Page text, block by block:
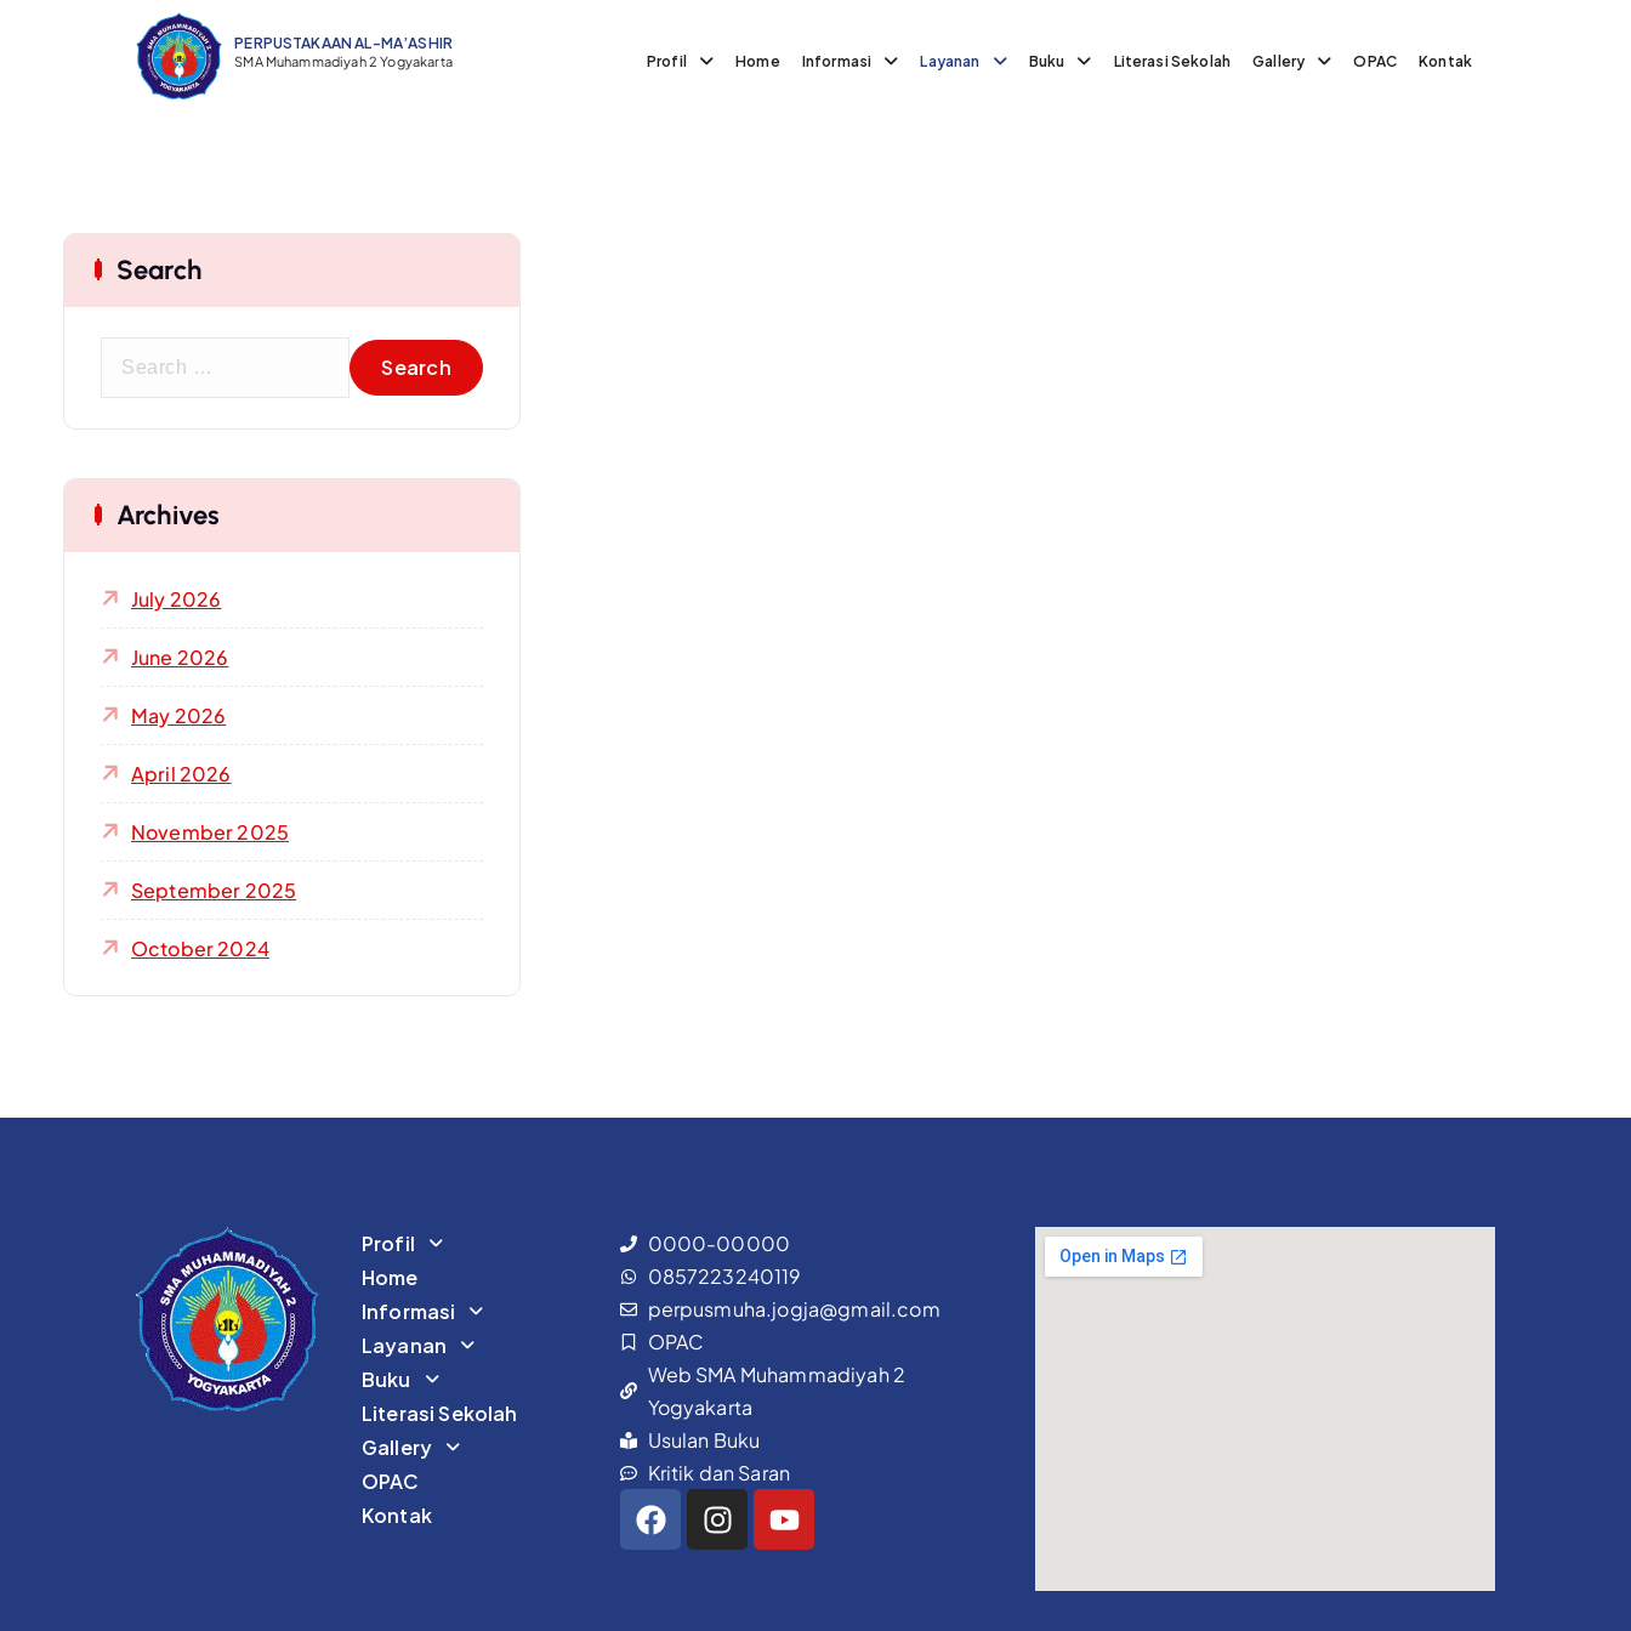
PERPUSTAKAAN AL-MA’ASHIR ​
SMA Muhammadiyah 2 Yogyakarta Profil Home Informasi Layanan Buku Literasi Sekolah Gallery OPAC Kontak
Search
Archives
July 2026
June 2026
May 2026
April 2026
November 2025
September 2025
October 2024
Profil
Home
Informasi
Layanan
Buku
Literasi Sekolah
Gallery
OPAC
Kontak
0000-00000
0857223240119
perpusmuha.jogja@gmail.com
OPAC
Web SMA Muhammadiyah 2
Yogyakarta
Usulan Buku
Kritik dan Saran